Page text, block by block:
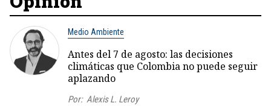
Medio Ambiente
Antes del 7 de agosto: las decisiones
climáticas que Colombia no puede seguir
aplazando
Por: Alexis L. Leroy